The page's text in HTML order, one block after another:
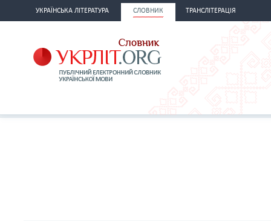
УКРАЇНСЬКА ЛІТЕРАТУРА СЛОВНИК ТРАНСЛІТЕРАЦІЯ